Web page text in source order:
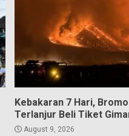
Kebakaran 7 Hari,
Terlanjur Beli Tiket
August 9, 2026